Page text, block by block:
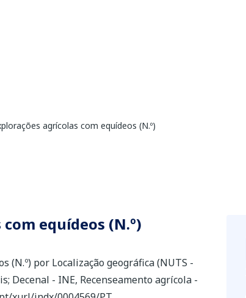
agrícolas com equídeos (N.º)
equídeos (N.º)
(N.º) por Localização geográfica (NUTS -
Decenal - INE, Recenseamento agrícola -